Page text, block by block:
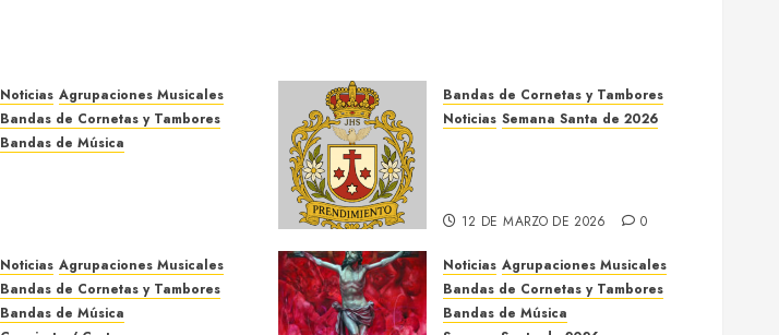
Noticias Agrupaciones Musicales
Bandas de Cornetas y Tambores
Bandas de Música
9 DE MAYO DE 2026 0
Bandas de Cornetas y Tambores
Noticias Semana Santa de 2026
12 DE MARZO DE 2026 0
Noticias Agrupaciones Musicales
Bandas de Cornetas y Tambores
Bandas de Música
Noticias Agrupaciones Musicales
Bandas de Cornetas y Tambores
Bandas de Música